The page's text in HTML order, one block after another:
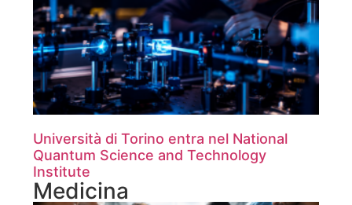
Università di Torino entra nel National
Quantum Science and Technology
Institute
Medicina